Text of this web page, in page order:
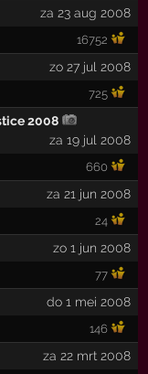
za 23 aug 2008
16752
zo 27 jul 2008
725
2008
za 19 jul 2008
660
za 21 jun 2008
24
zo 1 jun 2008
77
do 1 mei 2008
146
za 22 mrt 2008